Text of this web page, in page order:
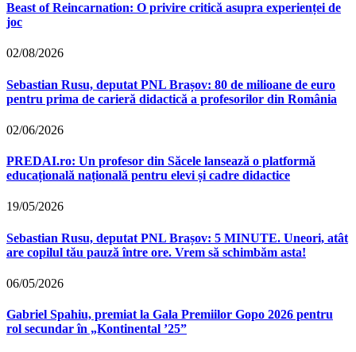
Beast of Reincarnation: O privire critică asupra experienței de
joc
02/08/2026
Sebastian Rusu, deputat PNL Brașov: 80 de milioane de euro
pentru prima de carieră didactică a profesorilor din România
02/06/2026
PREDAI.ro: Un profesor din Săcele lansează o platformă
educațională națională pentru elevi și cadre didactice
19/05/2026
Sebastian Rusu, deputat PNL Brașov: 5 MINUTE. Uneori, atât
are copilul tău pauză între ore. Vrem să schimbăm asta!
06/05/2026
Gabriel Spahiu, premiat la Gala Premiilor Gopo 2026 pentru
rol secundar în „Kontinental ’25”